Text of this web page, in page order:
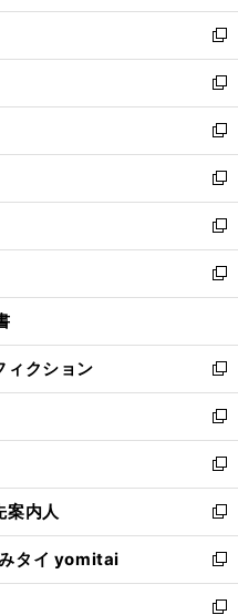
開
く
ウ
で
開
く
ン
ド
ウ
で
開
く
新
し
い
ウ
ィ
ン
ド
ウ
で
開
く
新
し
い
ウ
ィ
ン
ド
ウ
で
開
新
し
い
ウ
ィ
ン
ド
ウ
開
く
新
し
い
ウ
ィ
ン
ウ
で
開
く
新
し
い
ウ
ン
ド
ウ
で
開
く
新
し
ウ
ィ
ン
ド
ウ
で
開
く
ィクション
新
し
い
ウ
ィ
ン
ド
ウ
で
開
く
新
し
い
ウ
ィ
ン
ド
ウ
で
新
し
い
ウ
ィ
ン
ド
案内人
新
し
い
ウ
ィ
タイ yomitai
新
し
い